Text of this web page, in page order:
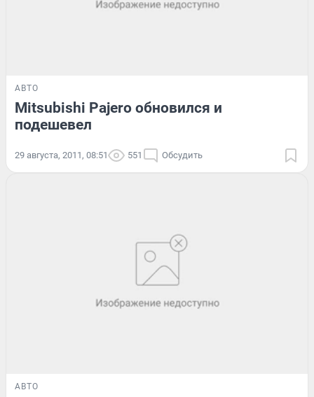
АВТО
Mitsubishi Pajero обновился и
подешевел
29 августа, 2011, 08:51 551 Обсудить
АВТО